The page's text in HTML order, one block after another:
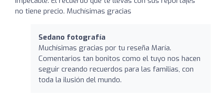
no tiene precio. Muchísimas gracias
Sedano fotografía
Muchísimas gracias por tu reseña María.
Comentarios tan bonitos como el tuyo nos hacen
seguir creando recuerdos para las familias, con
toda la ilusión del mundo.